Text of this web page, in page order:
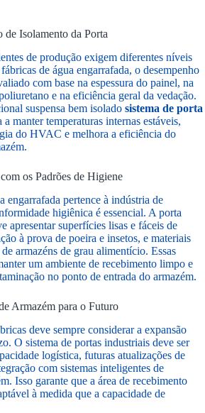
de Isolamento da Porta
de produção exigem diferentes níveis
de água engarrafada, o desempenho
com base na espessura do painel, na
e na eficiência geral da vedação.
suspensa bem isolado sistema de porta
a manter temperaturas internas estáveis,
do HVAC e melhora a eficiência do
os Padrões de Higiene
engarrafada pertence à indústria de
higiênica é essencial. A porta
apresentar superfícies lisas e fáceis de
à prova de poeira e insetos, e materiais
armazéns de grau alimentício. Essas
um ambiente de recebimento limpo e
no ponto de entrada do armazém.
Armazém para o Futuro
deve sempre considerar a expansão
O sistema de portas industriais deve ser
logística, futuras atualizações de
com sistemas inteligentes de
Isso garante que a área de recebimento
à medida que a capacidade de